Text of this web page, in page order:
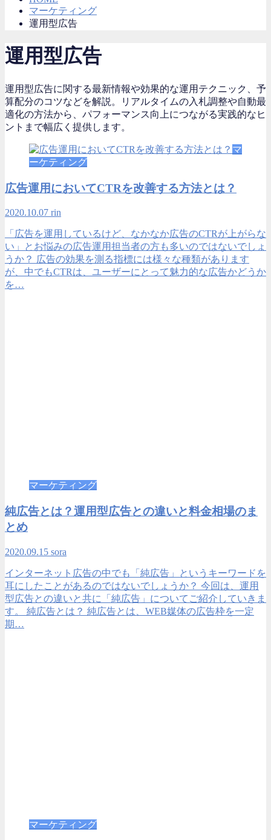
マーケティング
運用型広告
運用型広告
運用型広告に関する最新情報や効果的な運用テクニック、予
算配分のコツなどを解説。リアルタイムの入札調整や自動最
適化の方法から、パフォーマンス向上につながる実践的なヒ
ントまで幅広く提供します。
マ
ーケティング
広告運用においてCTRを改善する方法とは？
2020.10.07 rin
「広告を運用しているけど、なかなか広告のCTRが上がらな
い」とお悩みの広告運用担当者の方も多いのではないでしょ
うか？ 広告の効果を測る指標には様々な種類があります
が、中でもCTRは、ユーザーにとって魅力的な広告かどうか
を…
マーケティング
純広告とは？運用型広告との違いと料金相場のま
とめ
2020.09.15 sora
インターネット広告の中でも「純広告」というキーワードを
耳にしたことがあるのではないでしょうか？ 今回は、運用
型広告との違いと共に「純広告」についてご紹介していきま
す。 純広告とは？ 純広告とは、WEB媒体の広告枠を一定
期…
マーケティング